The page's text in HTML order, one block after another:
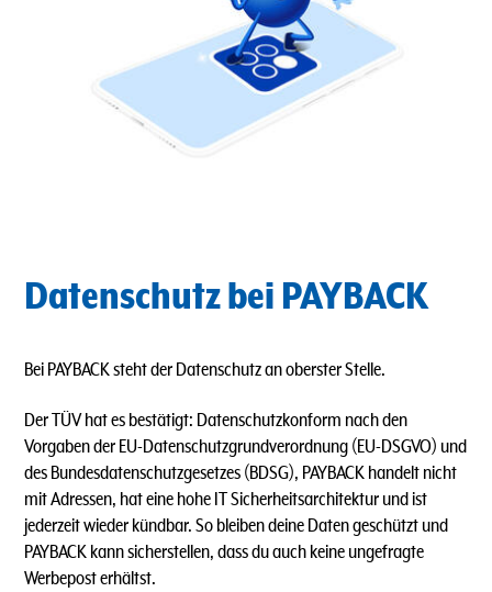
Datenschutz bei PAYBACK
Bei PAYBACK steht der Datenschutz an oberster Stelle.
Der TÜV hat es bestätigt: Datenschutzkonform nach den
Vorgaben der EU-Datenschutzgrundverordnung (EU-DSGVO) und
des Bundesdatenschutzgesetzes (BDSG), PAYBACK handelt nicht
mit Adressen, hat eine hohe IT Sicherheitsarchitektur und ist
jederzeit wieder kündbar. So bleiben deine Daten geschützt und
PAYBACK kann sicherstellen, dass du auch keine ungefragte
Werbepost erhältst.